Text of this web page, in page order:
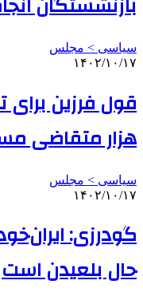
سیاسی > مجلس
۱۴۰۲/۱۰/۱۷
هزار متقاضی
سیاسی > مجلس
۱۴۰۲/۱۰/۱۷
گودرزی:
حال بلعیدن است